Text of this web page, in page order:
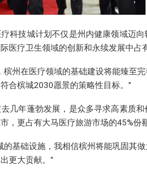
科技城计划不仅是州内健康领域迈
医疗卫生领域的创新和永续发展中占
槟州在医疗领域的基础建设将能臻至
合槟城2030愿景的策略性目标。”
几年蓬勃发展，是众多寻求高素质
，更占有大马医疗旅游市场的45%份额
的基础设施，我相信槟州将能巩固其
更大贡献。”